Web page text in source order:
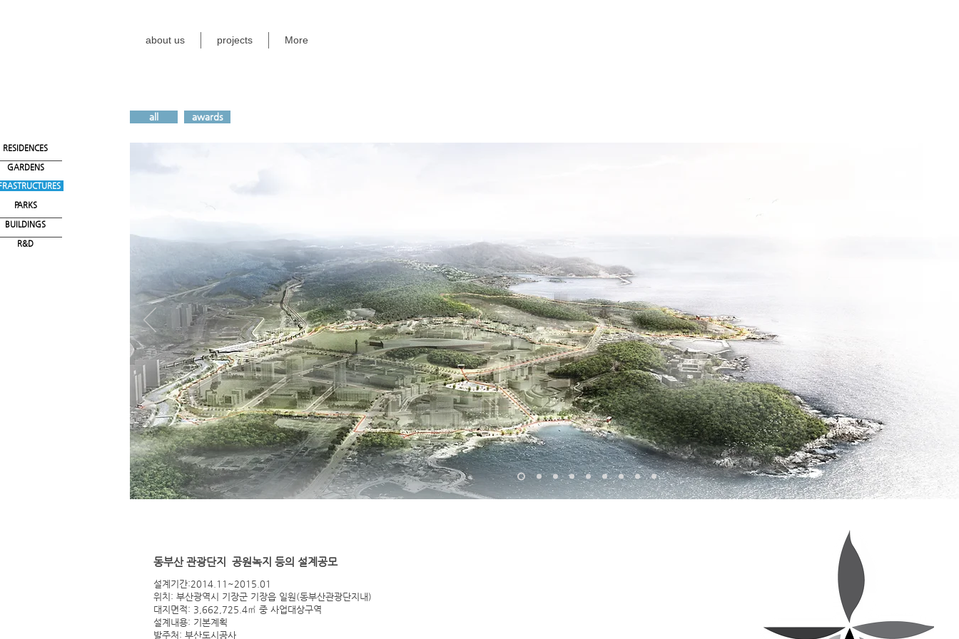
about us projects More
all awards
RESIDENCES
GARDENS
PARKS
BUILDINGS
R&D
동부산 관광단지 공원녹지 등의 설계공모
설계기간:2014.11~2015.01
위치: 부산광역시 기장군 기장읍 일원(동부산관광단지내)
대지면적: 3,662,725.4㎡ 중 사업대상구역
설계내용: 기본계획
발주처: 부산도시공사